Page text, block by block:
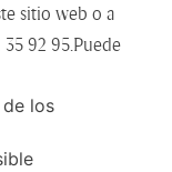
sitio web o a
92 95.Puede
los